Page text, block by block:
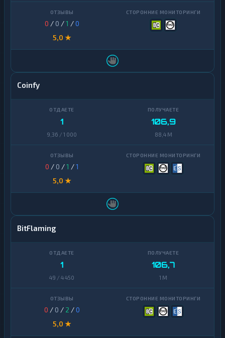
0 / 0 /1 /0
5,0 ★
Coinfy
1
9,36 / 1 000
106,9
88,4 M
0 / 0 /1 /1
5,0 ★
BitFlaming
1
49 / 4 450
106,7
1 M
0 / 0 / 2 /0
5,0 ★